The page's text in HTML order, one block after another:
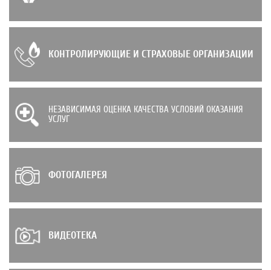
КОНТРОЛИРУЮЩИЕ И СТРАХОВЫЕ ОРГАНИЗАЦИИ
НЕЗАВИСИМАЯ ОЦЕНКА КАЧЕСТВА УСЛОВИЙ ОКАЗАНИЯ
УСЛУГ
ФОТОГАЛЕРЕЯ
ВИДЕОТЕКА